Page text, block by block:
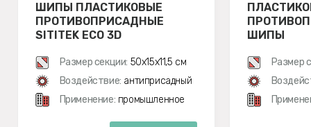
ШИПЫ ПЛАСТИКОВЫЕ
ПРОТИВОПРИСАДНЫЕ
SITITEK ECO 3D
Размер секции: 50х15х11,5 см
Воздействие: антиприсадный
Применение: промышленное
ШИПЫ
Размер